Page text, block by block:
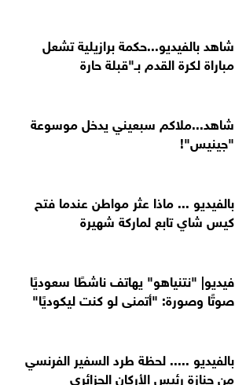
شاهد بالفيديو...حكمة برازيلية تشعل
مباراة لكرة القدم بـ"قبلة حارة
شاهد...ملاكم سبعيني يدخل موسوعة
"جينيس"!
بالفيديو ... ماذا عثر مواطن عندما فتح
كيس شاي تابع لماركة شهيرة
فيديو| "نتنياهو" يهاتف ناشطًا سعوديًا
صوتًا وصورة: "أتمنى لو كنت ليكوديًا"
بالفيديو ..... لحظة طرد السفير الفرنسي
من جنازة رئيس الأركان الجزائري